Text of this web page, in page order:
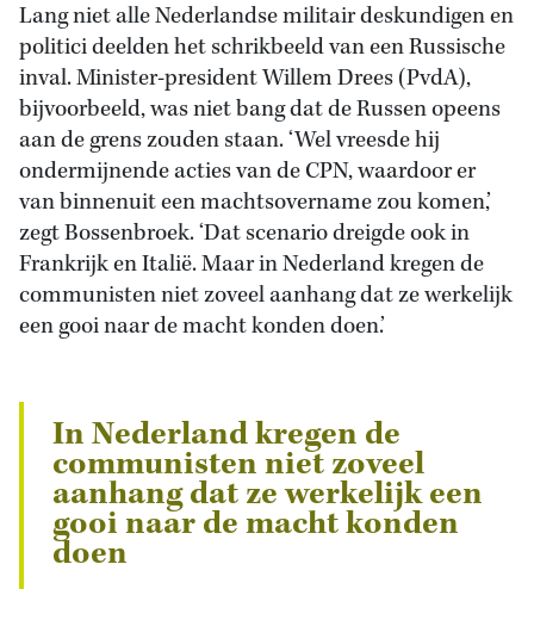
Lang niet alle Nederlandse militair deskundigen en
politici deelden het schrikbeeld van een Russische
inval. Minister-president Willem Drees (PvdA),
bijvoorbeeld, was niet bang dat de Russen opeens
aan de grens zouden staan. ‘Wel vreesde hij
ondermijnende acties van de CPN, waardoor er
van binnenuit een machtsovername zou komen,’
zegt Bossenbroek. ‘Dat scenario dreigde ook in
Frankrijk en Italië. Maar in Nederland kregen de
communisten niet zoveel aanhang dat ze werkelijk
een gooi naar de macht konden doen.’
In Nederland kregen de
communisten niet zoveel
aanhang dat ze werkelijk een
gooi naar de macht konden
doen